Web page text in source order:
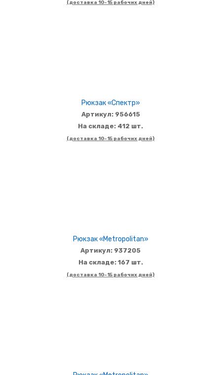
(доставка 10-15 рабочих дней)
Рюкзак «Спектр»
Артикул: 956615
На складе: 412 шт.
(доставка 10-15 рабочих дней)
Рюкзак «Metropolitan»
Артикул: 937205
На складе: 167 шт.
(доставка 10-15 рабочих дней)